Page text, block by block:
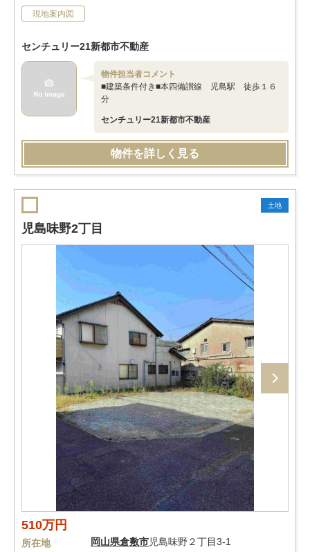
現地案内図
センチュリー21新都市不動産
物件担当者コメント
■建築条件付き■本四備讃線 児島駅 徒歩１６
分
センチュリー21新都市不動産
物件を詳しく見る
土地
児島味野2丁目
510万円
所在地 岡山県倉敷市児島味野２丁目3-1